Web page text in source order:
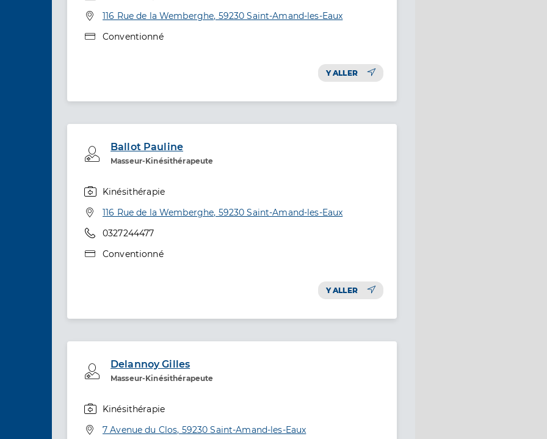
Adresse
116 Rue de la Wemberghe, 59230 Saint-Amand-les-Eaux
Type de convention
Conventionné
Y ALLER
Ballot Pauline
Masseur-Kinésithérapeute
Professionel de santé
Kinésithérapie
Adresse
116 Rue de la Wemberghe, 59230 Saint-Amand-les-Eaux
Téléphone
0327244477
Type de convention
Conventionné
Y ALLER
Delannoy Gilles
Masseur-Kinésithérapeute
Professionel de santé
Kinésithérapie
Adresse
7 Avenue du Clos, 59230 Saint-Amand-les-Eaux